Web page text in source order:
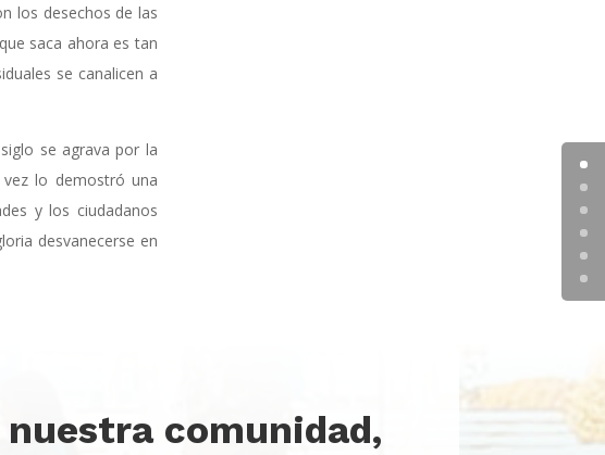
los desechos de las
saca ahora es tan
se canalicen a
se agrava por la
lo demostró una
y los ciudadanos
desvanecerse en
comunidad,